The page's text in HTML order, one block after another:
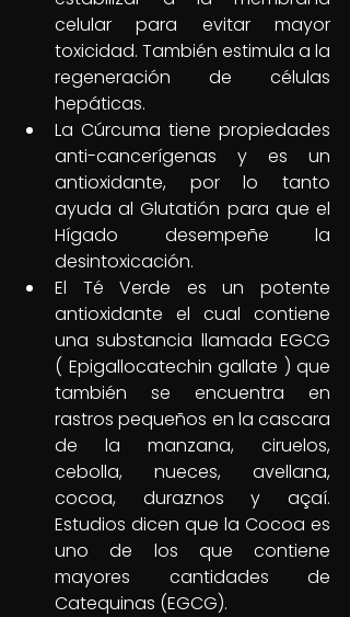
celular para evitar mayor
toxicidad. También estimula a la
regeneración de células
hepáticas.
La Cúrcuma tiene propiedades
anti-cancerígenas y es un
antioxidante, por lo tanto
ayuda al Glutatión para que el
Hígado desempeñe la
desintoxicación.
El Té Verde es un potente
antioxidante el cual contiene
una substancia llamada EGCG
( Epigallocatechin gallate ) que
también se encuentra en
rastros pequeños en la cascara
de la manzana, ciruelos,
cebolla, nueces, avellana,
cocoa, duraznos y açaí.
Estudios dicen que la Cocoa es
uno de los que contiene
mayores cantidades de
Catequinas (EGCG).